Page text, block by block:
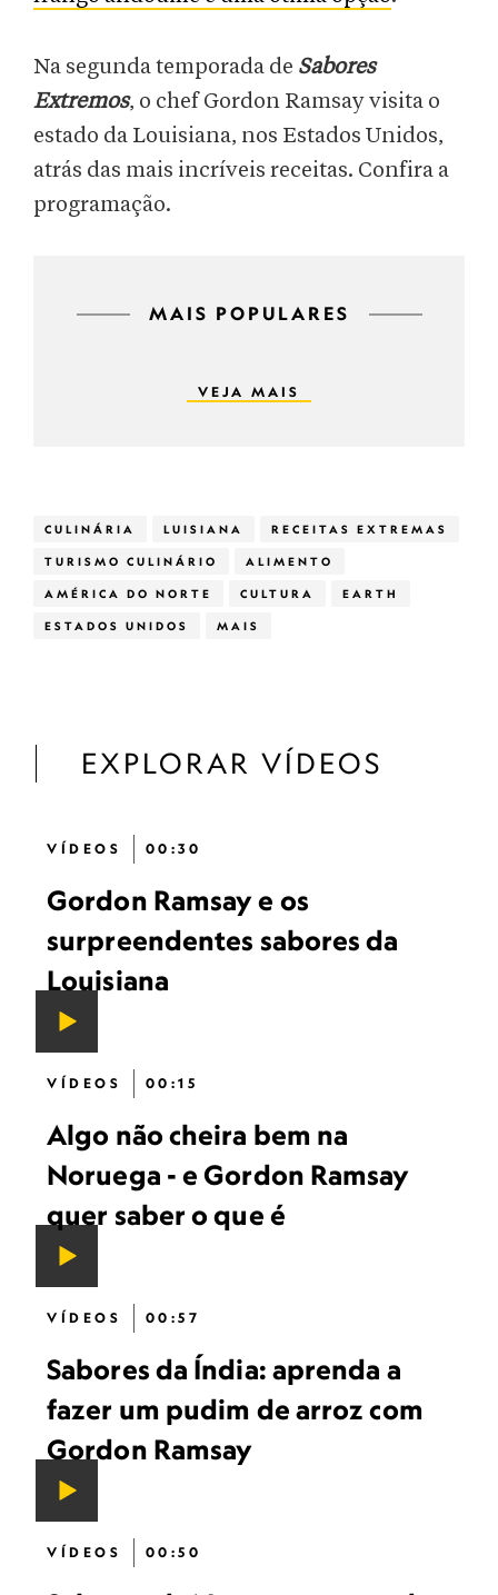
Na segunda temporada de Sabores
Extremos, o chef Gordon Ramsay visita o
estado da Louisiana, nos Estados Unidos,
atrás das mais incríveis receitas. Confira a
programação.
MAIS POPULARES
VEJA MAIS
CULINÁRIA LUISIANA RECEITAS EXTREMAS
TURISMO CULINÁRIO ALIMENTO
AMÉRICA DO NORTE CULTURA EARTH
ESTADOS UNIDOS MAIS
EXPLORAR VÍDEOS
VÍDEOS 00:30
Gordon Ramsay e os
surpreendentes sabores da
Louisiana
VÍDEOS 00:15
Algo não cheira bem na
Noruega - e Gordon Ramsay
quer saber o que é
VÍDEOS 00:57
Sabores da Índia: aprenda a
fazer um pudim de arroz com
Gordon Ramsay
VÍDEOS 00:50